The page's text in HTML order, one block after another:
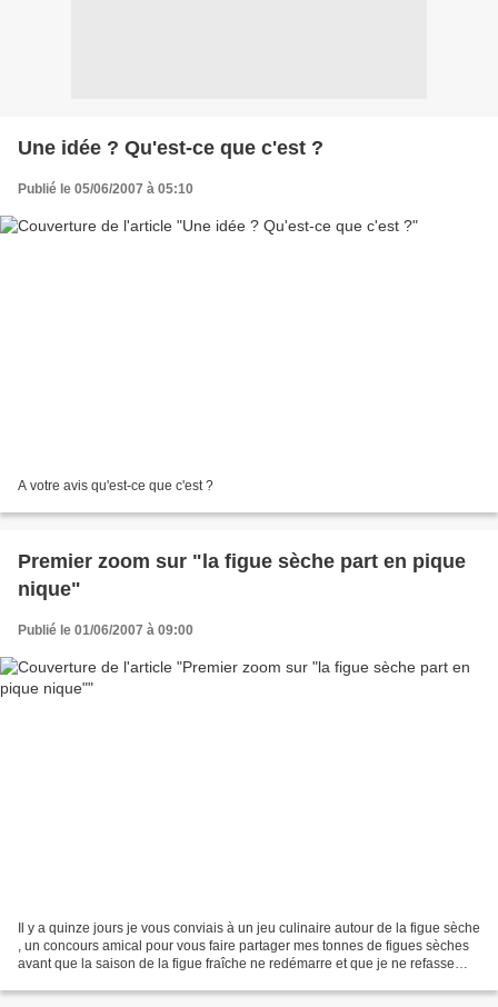
Une idée ? Qu'est-ce que c'est ?
Publié le 05/06/2007 à 05:10
A votre avis qu'est-ce que c'est ?
Premier zoom sur "la figue sèche part en pique
nique"
Publié le 01/06/2007 à 09:00
Il y a quinze jours je vous conviais à un jeu culinaire autour de la figue sèche
, un concours amical pour vous faire partager mes tonnes de figues sèches
avant que la saison de la figue fraîche ne redémarre et que je ne refasse